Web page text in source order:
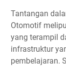
Tantangan
Otomotif
yang terampil
infrastruktur
pembelajaran.